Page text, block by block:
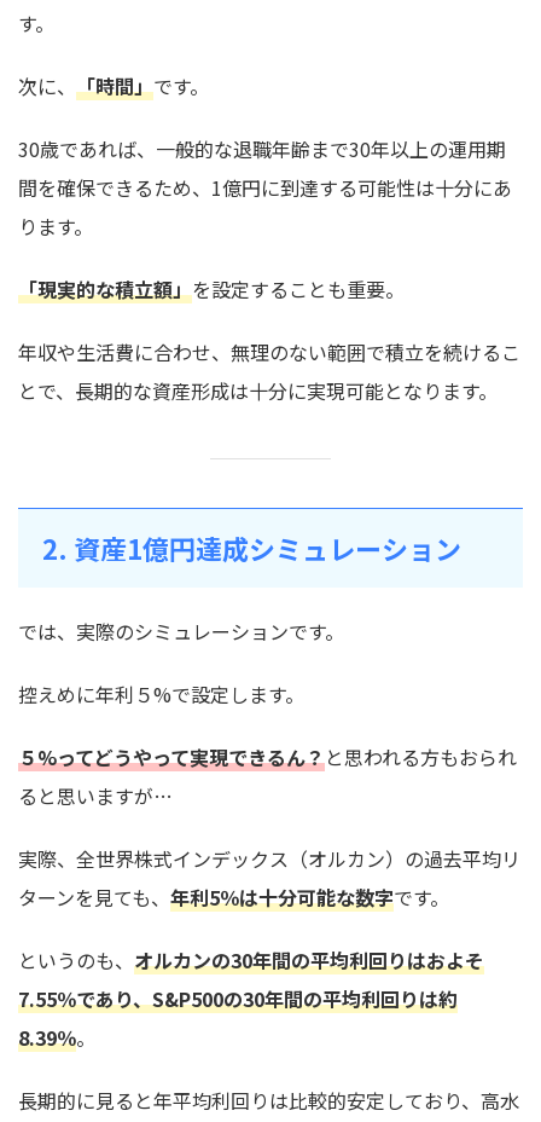
す。
次に、 「時間」です。
30歳であれば、一般的な退職年齢まで30年以上の運用期
間を確保できるため、1億円に到達する可能性は十分にあ
ります。
「現実的な積立額」を設定することも重要。
年収や生活費に合わせ、無理のない範囲で積立を続けるこ
とで、長期的な資産形成は十分に実現可能となります。
2. 資産1億円達成シミュレーション
では、実際のシミュレーションです。
控えめに年利５%で設定します。
５%ってどうやって実現できるん？と思われる方もおられ
ると思いますが…
実際、全世界株式インデックス（オルカン）の過去平均リ
ターンを見ても、 年利5％は十分可能な数字です。
というのも、 オルカンの30年間の平均利回りはおよそ
7.55％であり、S&P500の30年間の平均利回りは約
8.39％。
長期的に見ると年平均利回りは比較的安定しており、高水